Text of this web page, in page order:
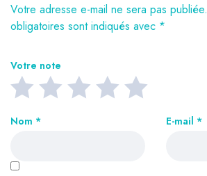
Votre adresse e-mail ne sera pas publiée.
obligatoires sont indiqués avec *
Votre note
Nom * E-mail *